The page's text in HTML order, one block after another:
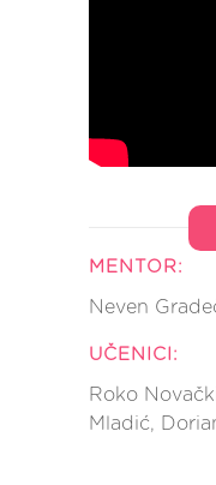
MENTOR:
Neven
UČENICI:
Roko
Mladić,